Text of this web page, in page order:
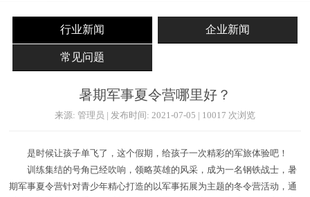
行业新闻 企业新闻
常见问题
暑期军事夏令营哪里好？
来源: 管理员 | 发布时间: 2021-07-05 | 10017 次浏览
是时候让孩子单飞了，这个假期，给孩子一次精彩的军旅体验吧！
训练集结的号角已经吹响，领略英雄的风采，成为一名钢铁战士，暑
期军事夏令营针对青少年精心打造的以军事拓展为主题的冬令营活动，通